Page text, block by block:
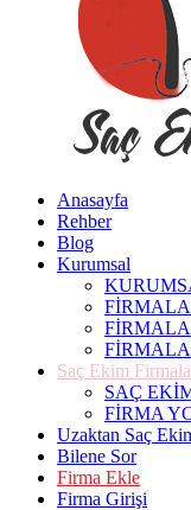
Anasayfa
Rehber
Blog
Kurumsal
Saç Ekim
SAÇ
FİRMA
Uzaktan Saç
Bilene Sor
Firma Ekle
Firma Girişi